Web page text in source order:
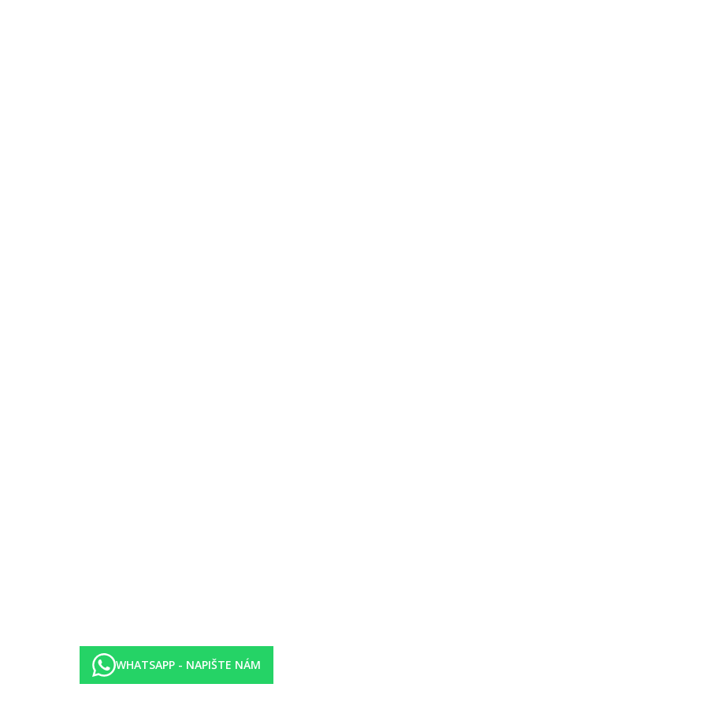
celkem 4 restaurace a bary (ENVY, Bakalis, Rohini on Wheels, MIMO Café), beach club, konferenční místnosti.
uvedené vybavení)
z hotelových a restaurací, během večeře lahev minerální vody
v jedné z hotelových restaurací, během oběda a večeře lahev minerální vody
WHATSAPP - NAPIŠTE NÁM